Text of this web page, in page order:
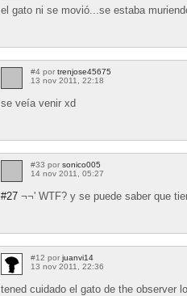
el gato ni se movió...se estaba
#4 por trenjose45675
13 nov 2011, 22:18
se veía venir xd
#33 por sonico005
14 nov 2011, 05:27
#27 ¬¬' WTF? y se puede saber que
#12 por juanvi14
13 nov 2011, 22:36
tened cuidado el gato de the observer